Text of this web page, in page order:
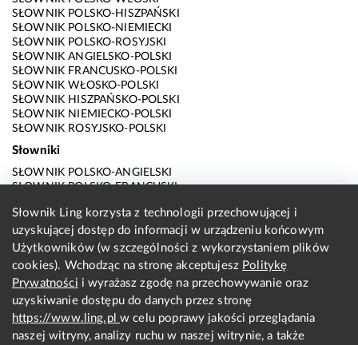
SŁOWNIK POLSKO-HISZPAŃSKI
SŁOWNIK POLSKO-NIEMIECKI
SŁOWNIK POLSKO-ROSYJSKI
SŁOWNIK ANGIELSKO-POLSKI
SŁOWNIK FRANCUSKO-POLSKI
SŁOWNIK WŁOSKO-POLSKI
SŁOWNIK HISZPAŃSKO-POLSKI
SŁOWNIK NIEMIECKO-POLSKI
SŁOWNIK ROSYJSKO-POLSKI
Słowniki
SŁOWNIK POLSKO-ANGIELSKI
SŁOWNIK POLSKO-FRANCUSKI
SŁOWNIK POLSKO-HISZPAŃSKI
SŁOWNIK POLSKO-NIEMIECKI
SŁOWNIK POLSKO-ROSYJSKI
SŁOWNIK ANGIELSKO-POLSKI
SŁOWNIK FRANCUSKO-POLSKI
SŁOWNIK WŁOSKO-POLSKI
SŁOWNIK HISZPAŃSKO-POLSKI
SŁOWNIK NIEMIECKO-POLSKI
SŁOWNIK ROSYJSKO-POLSKI
Słownik Ling korzysta z technologii przechowującej i
uzyskującej dostęp do informacji w urządzeniu końcowym
Użytkowników (w szczególności z wykorzystaniem plików
cookies). Wchodząc na stronę akceptujesz Politykę
Prywatności i wyrażasz zgodę na przechowywanie oraz
uzyskiwanie dostępu do danych przez stronę
https://www.ling.plw celu poprawy jakości przeglądania
naszej witryny, analizy ruchu w naszej witrynie, a także